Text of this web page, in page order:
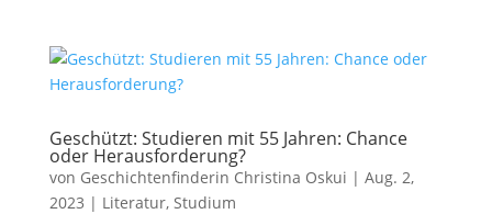
Geschützt: Studieren mit 55 Jahren: Chance
oder Herausforderung?
von Geschichtenfinderin Christina Oskui | Aug. 2,
2023 | Literatur, Studium